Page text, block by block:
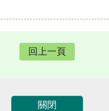
回上一頁
關閉